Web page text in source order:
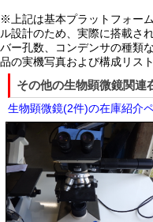
※上記は基本プラットフォー
ル設計のため、実際に搭載さ
バー孔数、コンデンサの種類
品の実機写真および構成リス
その他の生物顕微鏡関連
生物顕微鏡(2件)の在庫紹介